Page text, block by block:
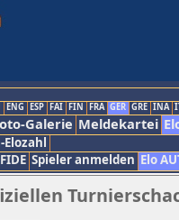
ENG ESP FAI FIN FRA GER GRE INA
Galerie Meldekartei
FIDE Spieler anmelden Elo